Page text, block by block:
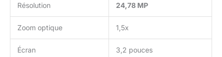
Résolution 24,78 MP
Zoom optique 1,5x
Écran 3,2 pouces